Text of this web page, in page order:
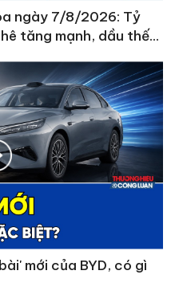
ngày 7/8/2026: Tỷ
tăng mạnh, dầu thế
mới của BYD, có gì